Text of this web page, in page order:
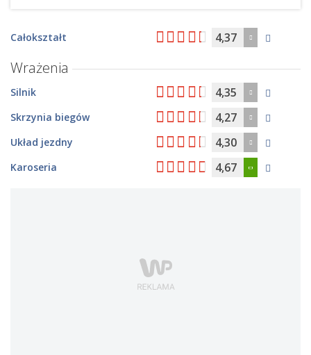
Całokształt 4,37
Wrażenia
Silnik 4,35
Skrzynia biegów 4,27
Układ jezdny 4,30
Karoseria 4,67